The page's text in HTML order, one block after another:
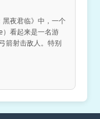
夜君临》中，一个
看起来是一名游
箭射击敌人。特别